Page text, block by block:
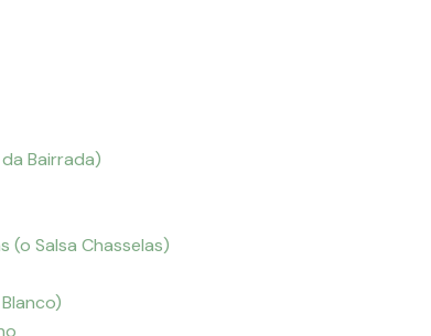
Bairrada)
(o Salsa Chasselas)